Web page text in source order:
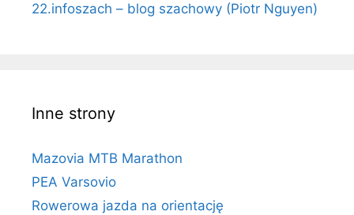
22.infoszach – blog szachowy (Piotr Nguyen)
Inne strony
Mazovia MTB Marathon
PEA Varsovio
Rowerowa jazda na orientację